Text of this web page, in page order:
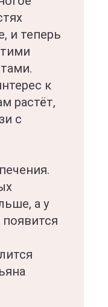
и теперь
к
растёт,
с
а у